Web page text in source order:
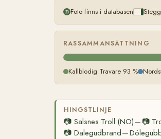
Foto finns i databasen
RASSAMMANSÄTTNING
Kallblodig Travare 93 %
HINGSTLINJE
📷 Salsnes Troll (NO)— 📷
📷 Dalegudbrand—